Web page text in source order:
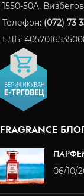
1550-50A,
Телефон: (072) 73
ЕДБ:
FRAGRANCE
06/10/